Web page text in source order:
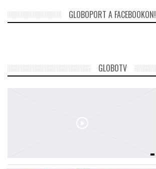
GLOBOPORT A FACEBOOKON!
GLOBOTV